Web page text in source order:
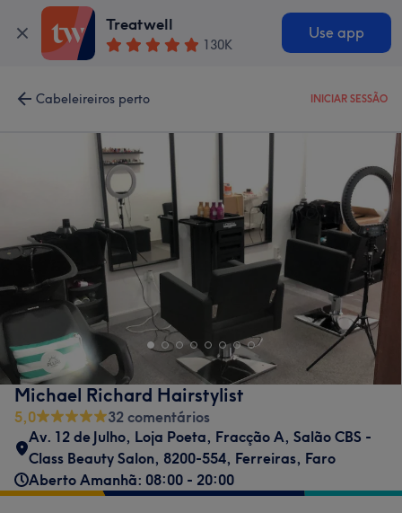
Treatwell
130K
Use app
Cabeleireiros perto INICIAR SESSÃO
Michael Richard Hairstylist
5,0
32 comentários
Av. 12 de Julho, Loja Poeta, Fracção A, Salão CBS -
Class Beauty Salon, 8200-554, Ferreiras, Faro
Aberto Amanhã: 08:00 - 20:00